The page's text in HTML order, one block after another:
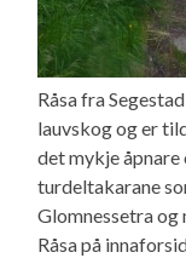
Råsa fra
lauvskog og er
det mykje
turdeltakarane
Glomnessetra og
Råsa på